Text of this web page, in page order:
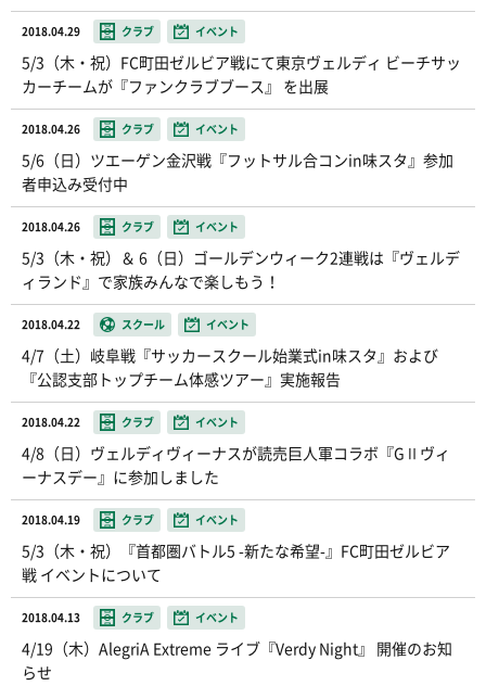
2018.04.29 クラブ イベント
5/3（木・祝）FC町田ゼルビア戦にて東京ヴェルディ ビーチサッ
カーチームが『ファンクラブブース』 を出展
2018.04.26 クラブ イベント
5/6（日）ツエーゲン金沢戦『フットサル合コンin味スタ』参加
者申込み受付中
2018.04.26 クラブ イベント
5/3（木・祝）＆ 6（日）ゴールデンウィーク2連戦は『ヴェルデ
ィランド』で家族みんなで楽しもう！
2018.04.22 スクール イベント
4/7（土）岐阜戦『サッカースクール始業式in味スタ』および
『公認支部トップチーム体感ツアー』実施報告
2018.04.22 クラブ イベント
4/8（日）ヴェルディヴィーナスが読売巨人軍コラボ『GⅡヴィ
ーナスデー』に参加しました
2018.04.19 クラブ イベント
5/3（木・祝）『首都圏バトル5 -新たな希望-』FC町田ゼルビア
戦 イベントについて
2018.04.13 クラブ イベント
4/19（木）AlegriA Extreme ライブ『Verdy Night』 開催のお知
らせ